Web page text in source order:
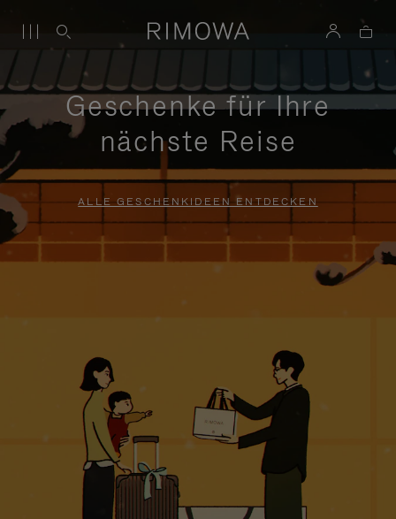
Geschenke für Ihre
nächste Reise
ALLE GESCHENKIDEEN ENTDECKEN